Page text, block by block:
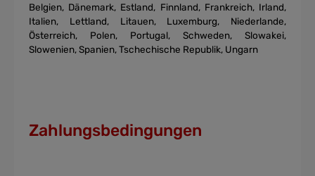
Belgien, Dänemark, Estland, Finnland, Frankreich, Irland,
Italien, Lettland, Litauen, Luxemburg, Niederlande,
Österreich, Polen, Portugal, Schweden, Slowakei,
Slowenien, Spanien, Tschechische Republik, Ungarn
Zahlungsbedingungen